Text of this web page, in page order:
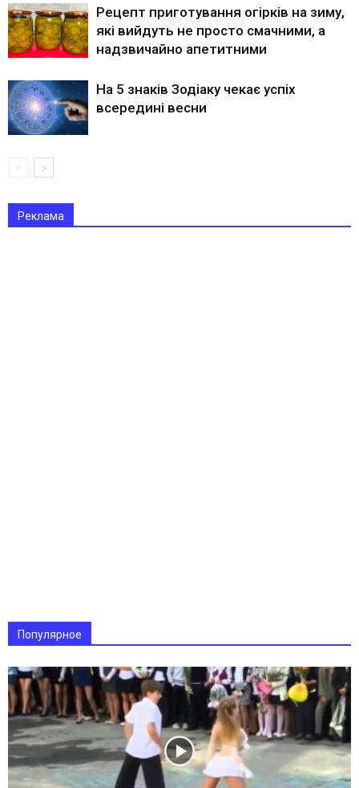
Рецепт приготування огірків на зиму,
які вийдуть не просто смачними, а
надзвичайно апетитними
На 5 знаків Зодіаку чекає успіх
всередині весни
Реклама
Популярное